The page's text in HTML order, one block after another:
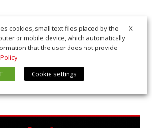
X
cookies, small text files placed by the
or mobile device, which automatically
that the user does not provide
Cookie settings